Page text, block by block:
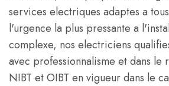
services electriques adaptes a
l'urgence la plus pressante a
complexe, nos electriciens
avec professionnalisme et dans le
NIBT et OIBT en vigueur dans le